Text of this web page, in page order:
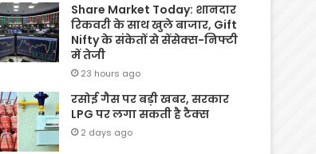
Share Market Today: शानदार
रिकवरी के साथ खुले बाजार, Gift
Nifty के संकेतों से सेंसेक्स-निफ्टी
में तेजी
23 hours ago
रसोई गैस पर बड़ी खबर, सरकार
LPG पर लगा सकती है टैक्स
2 days ago